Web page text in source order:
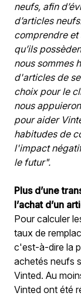
neufs, afin
d’articles
comprendre et
qu’ils
nous sommes
d'articles de
choix pour le
nous
pour aider
habitudes de
l'impact
le futur".
Plus d’une
l’achat d’un
Pour calculer
taux de
c'est-à-dire la
achetés neufs
Vinted. Au
Vinted ont été